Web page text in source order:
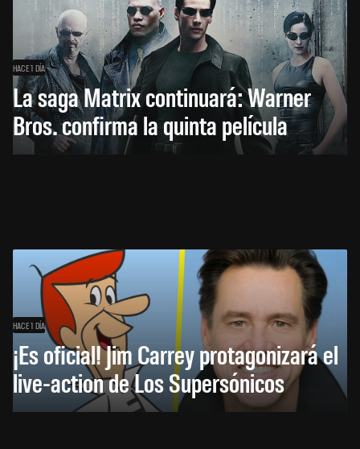
HACE 1 DÍA
La saga Matrix continuará: Warner
Bros. confirma la quinta película
HACE 1 DÍA
¡Es oficial! Jim Carrey protagonizará el
live-action de Los Supersónicos